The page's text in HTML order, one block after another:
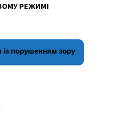
РЕЖИМІ
порушенням зору